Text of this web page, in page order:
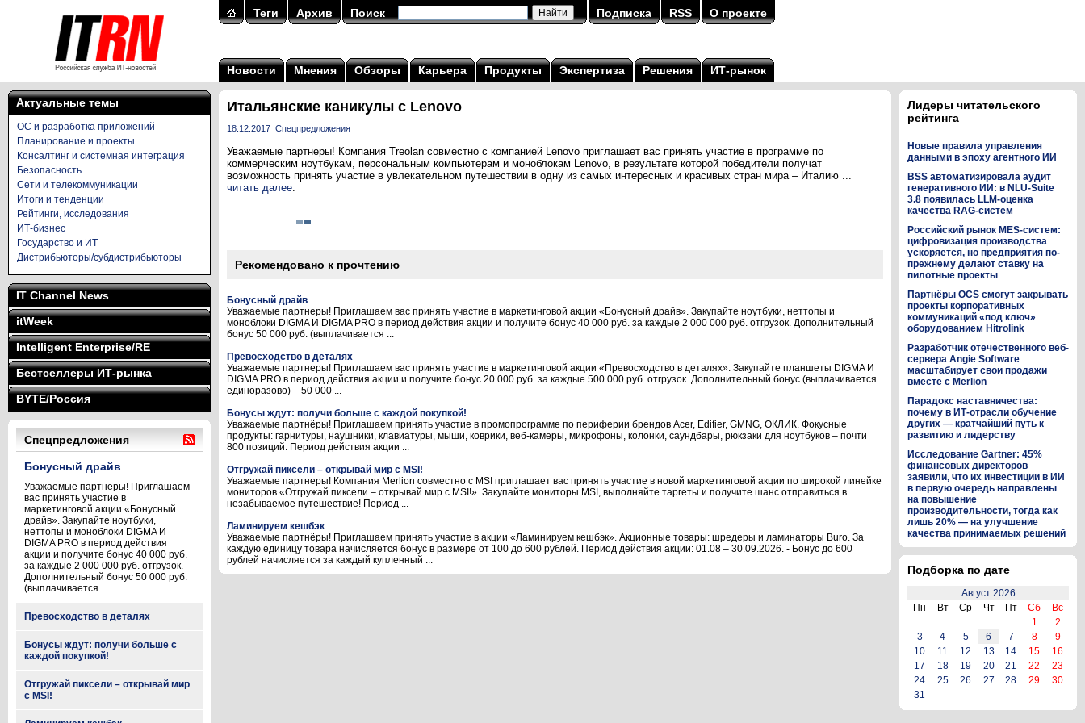
Теги Архив Поиск Подписка RSS О проекте
Новости Мнения Обзоры Карьера Продукты Экспертиза Решения ИТ-рынок
Актуальные темы
ОС и разработка приложений
Планирование и проекты
Консалтинг и системная интеграция
Безопасность
Сети и телекоммуникации
Итоги и тенденции
Рейтинги, исследования
ИТ-бизнес
Государство и ИТ
Дистрибьюторы/субдистрибьюторы
IT Channel News
itWeek
Intelligent Enterprise/RE
Бестселлеры ИТ-рынка
BYTE/Россия
Спецпредложения
Бонусный драйв
Уважаемые партнеры! Приглашаем
вас принять участие в
маркетинговой акции «Бонусный
драйв». Закупайте ноутбуки,
неттопы и моноблоки DIGMA И
DIGMA PRO в период действия
акции и получите бонус 40 000 руб.
за каждые 2 000 000 руб. отгрузок.
Дополнительный бонус 50 000 руб.
(выплачивается ...
Превосходство в деталях
Бонусы ждут: получи больше с
каждой покупкой!
Отгружай пиксели – открывай мир
с MSI!
Итальянские каникулы с Lenovo
18.12.2017 Спецпредложения
Уважаемые партнеры! Компания Treolan совместно с компанией Lenovo приглашает вас принять участие в программе по
коммерческим ноутбукам, персональным компьютерам и моноблокам Lenovo, в результате которой победители получат
возможность принять участие в увлекательном путешествии в одну из самых интересных и красивых стран мира – Италию ...
читать далее.
Рекомендовано к прочтению
Бонусный драйв
Уважаемые партнеры! Приглашаем вас принять участие в маркетинговой акции «Бонусный драйв». Закупайте ноутбуки, неттопы и
моноблоки DIGMA И DIGMA PRO в период действия акции и получите бонус 40 000 руб. за каждые 2 000 000 руб. отгрузок. Дополнительный
бонус 50 000 руб. (выплачивается ...
Превосходство в деталях
Уважаемые партнеры! Приглашаем вас принять участие в маркетинговой акции «Превосходство в деталях». Закупайте планшеты DIGMA И
DIGMA PRO в период действия акции и получите бонус 20 000 руб. за каждые 500 000 руб. отгрузок. Дополнительный бонус (выплачивается
единоразово) – 50 000 ...
Бонусы ждут: получи больше с каждой покупкой!
Уважаемые партнёры! Приглашаем принять участие в промопрограмме по периферии брендов Acer, Edifier, GMNG, ОКЛИК. Фокусные
продукты: гарнитуры, наушники, клавиатуры, мыши, коврики, веб-камеры, микрофоны, колонки, саундбары, рюкзаки для ноутбуков – почти
800 позиций. Период действия акции ...
Отгружай пиксели – открывай мир с MSI!
Уважаемые партнеры! Компания Merlion совместно с MSI приглашает вас принять участие в новой маркетинговой акции по широкой линейке
мониторов «Отгружай пиксели – открывай мир с MSI!». Закупайте мониторы MSI, выполняйте таргеты и получите шанс отправиться в
незабываемое путешествие! Период ...
Ламинируем кешбэк
Уважаемые партнёры! Приглашаем принять участие в акции «Ламинируем кешбэк». Акционные товары: шредеры и ламинаторы Buro. За
каждую единицу товара начисляется бонус в размере от 100 до 600 рублей. Период действия акции: 01.08 – 30.09.2026. - Бонус до 600
рублей начисляется за каждый купленный ...
Лидеры читательского
рейтинга
Новые правила управления
данными в эпоху агентного ИИ
BSS автоматизировала аудит
генеративного ИИ: в NLU-Suite
3.8 появилась LLM-оценка
качества RAG-систем
Российский рынок MES-систем:
цифровизация производства
ускоряется, но предприятия по-
прежнему делают ставку на
пилотные проекты
Партнёры OCS смогут закрывать
проекты корпоративных
коммуникаций «под ключ»
оборудованием Hitrolink
Разработчик отечественного веб-
сервера Angie Software
масштабирует свои продажи
вместе с Merlion
Парадокс наставничества:
почему в ИТ-отрасли обучение
других — кратчайший путь к
развитию и лидерству
Исследование Gartner: 45%
финансовых директоров
заявили, что их инвестиции в ИИ
в первую очередь направлены
на повышение
производительности, тогда как
лишь 20% — на улучшение
качества принимаемых решений
Подборка по дате
Август 2026
Пн
Вт Ср Чт Пт Сб
Вс
1
2
3
4 5 6 7 8
9
10
11 12 13 14 15
16
17
18 19 20 21 22
23
24
25 26 27 28 29
30
31